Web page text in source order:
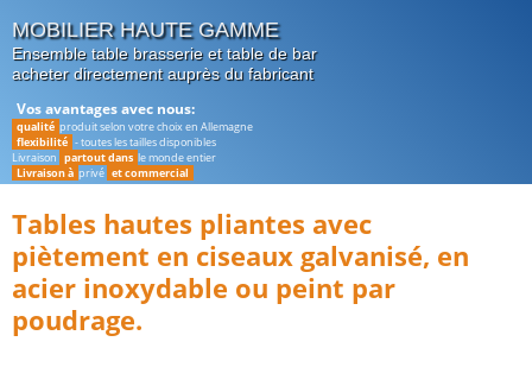
MOBILIER HAUTE GAMME
Ensemble table brasserieettable de bar
acheter directement auprès du fabricant
Vos avantages avec nous:
qualité produit selon votre choix en Allemagne
flexibilité - toutes les tailles disponibles
Livraison partout dans le monde entier
Livraison à privé et commercial
Tables hautes pliantes avec
piètement en ciseaux galvanisé, en
acier inoxydable ou peint par
poudrage.